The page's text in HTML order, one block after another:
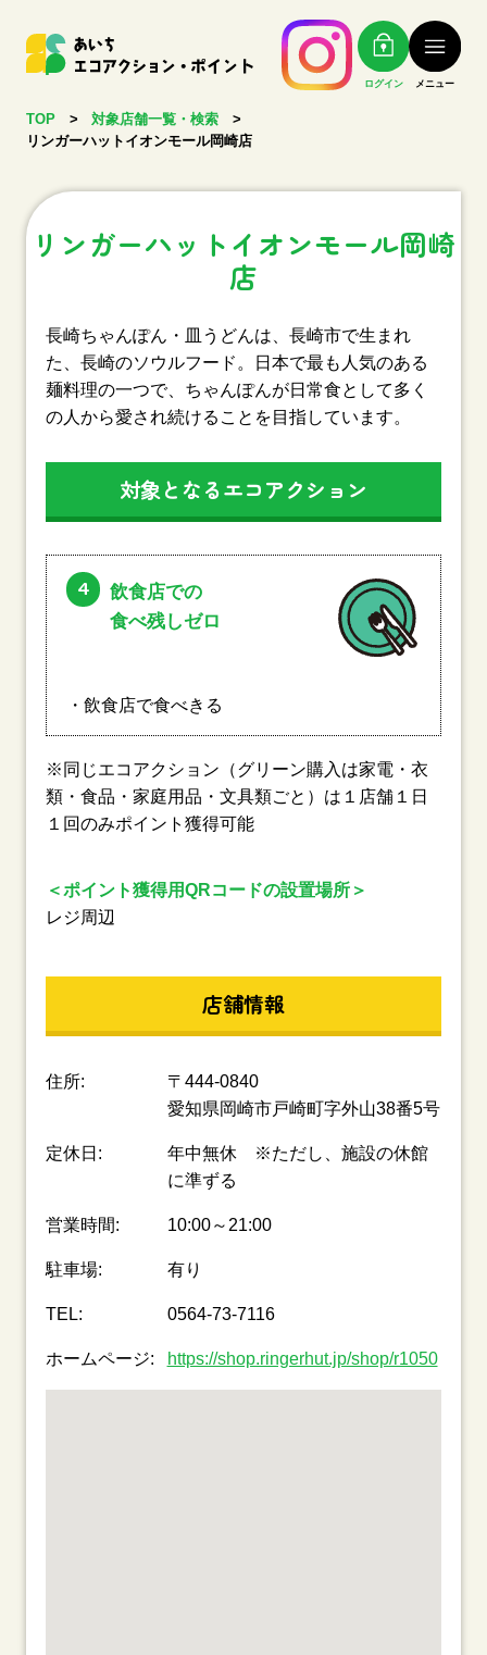
ログイン メニュー
TOP > 対象店舗一覧・検索
>
リンガーハットイオンモール岡崎店
リンガーハットイオンモール岡崎
店
長崎ちゃんぽん・皿うどんは、長崎市で生まれ
た、長崎のソウルフード。日本で最も人気のある
麺料理の一つで、ちゃんぽんが日常食として多く
の人から愛され続けることを目指しています。
対象となるエコアクション
4
飲食店での
食べ残しゼロ
・飲食店で食べきる
※同じエコアクション（グリーン購入は家電・衣
類・食品・家庭用品・文具類ごと）は１店舗１日
１回のみポイント獲得可能
＜ポイント獲得用QRコードの設置場所＞
レジ周辺
店舗情報
住所:
〒444-0840
愛知県岡崎市戸崎町字外山38番5号
定休日:
年中無休 ※ただし、施設の休館
に準ずる
営業時間: 10:00～21:00
駐車場: 有り
TEL: 0564-73-7116
ホームページ: https://shop.ringerhut.jp/shop/r1050